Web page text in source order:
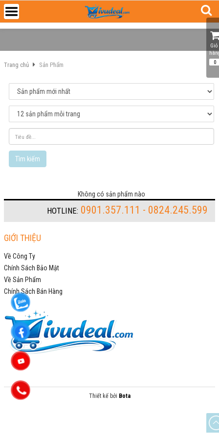
Trang chủ Sản Phẩm
Tìm kiếm
Không có sản phẩm nào
HOTLINE: 0901.357.111 - 0824.245.599
GIỚI THIỆU
Về Công Ty
Chính Sách Bảo Mật
Về Sản Phẩm
Chính Sách Bán Hàng
Thiết kế bởi Bota
Giỏ
0